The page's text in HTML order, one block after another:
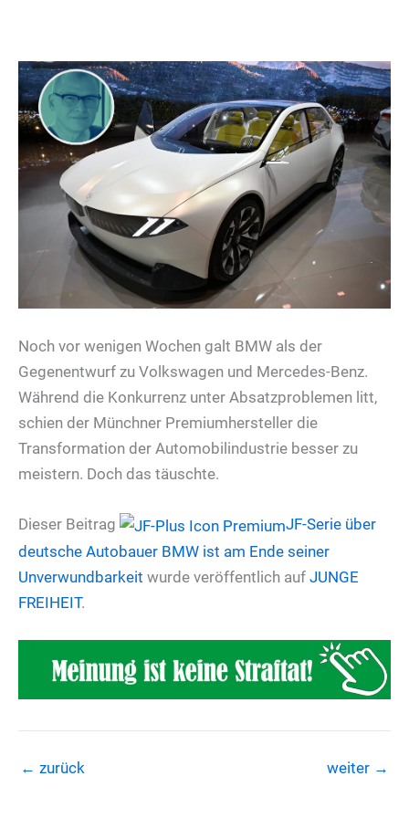
Noch vor wenigen Wochen galt BMW als der
Gegenentwurf zu Volkswagen und Mercedes-Benz.
Während die Konkurrenz unter Absatzproblemen litt,
schien der Münchner Premiumhersteller die
Transformation der Automobilindustrie besser zu
meistern. Doch das täuschte.
Dieser Beitrag
JF-Serie über
deutsche Autobauer BMW ist am Ende seiner
Unverwundbarkeit wurde veröffentlich auf JUNGE
FREIHEIT.
← zurück weiter →